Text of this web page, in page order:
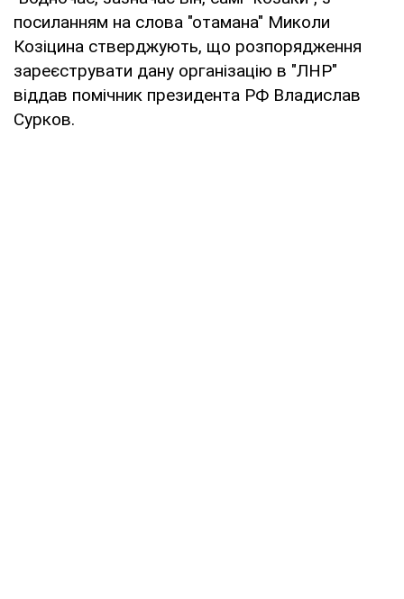
посиланням на слова "отамана" Миколи
Козіцина стверджують, що розпорядження
зареєструвати дану організацію в "ЛНР"
віддав помічник президента РФ Владислав
Сурков.